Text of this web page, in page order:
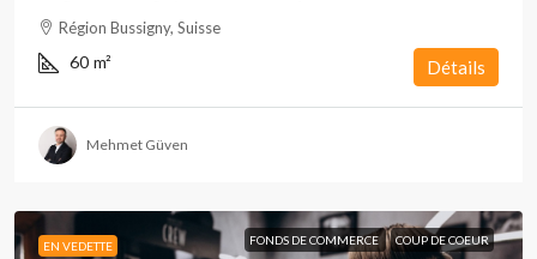
Région Bussigny, Suisse
60 m² Détails
Mehmet Güven
EN VEDETTE FONDS DE COMMERCE COUP DE COEUR